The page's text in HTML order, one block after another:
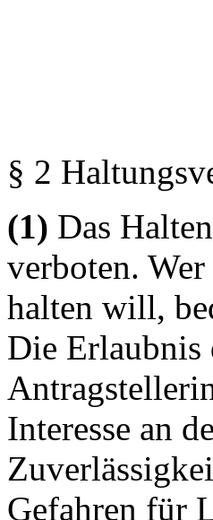
§ 2
(1) Das
verboten.
halten will,
Die Erlaubnis
Interesse an
Gefahren für